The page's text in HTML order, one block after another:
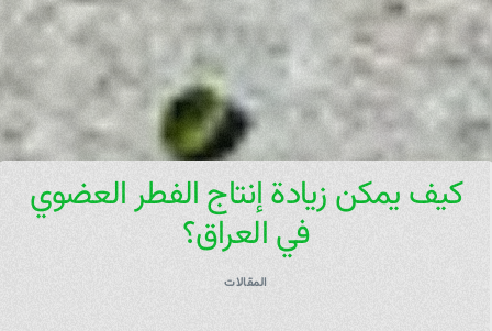
كيف يمكن زيادة إنتاج الفطر العضوي
في العراق؟
المقالات